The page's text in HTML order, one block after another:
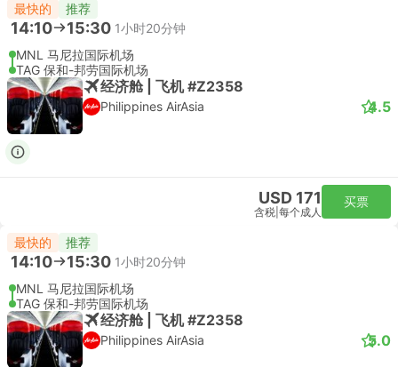
最快的 推荐
14:10 15:30 1小时20分钟
MNL 马尼拉国际机场
TAG 保和-邦劳国际机场
经济舱 | 飞机 #Z2358
Philippines AirAsia 4.5
USD 171
含税 每个成人
买票
最快的 推荐
14:10 15:30 1小时20分钟
MNL 马尼拉国际机场
TAG 保和-邦劳国际机场
经济舱 | 飞机 #Z2358
Philippines AirAsia 5.0